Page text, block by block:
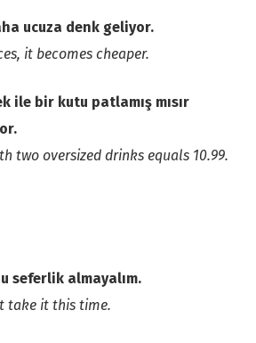
ucuza denk geliyor.
it becomes cheaper.
ile bir kutu patlamış mısır
two oversized drinks equals 10.99.
seferlik almayalım.
take it this time.